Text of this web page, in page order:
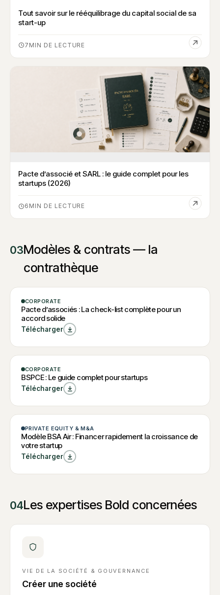
Tout savoir sur le rééquilibrage du capital social de sa
start-up
7
Pacte d’associé et SARL : le guide complet pour les
startups (2026)
6
03Modèles & contrats — la
contrathèque
CHECK-LIST
Pacte
d’associés : La
check-list
complète pour
solide
W
Pacte d’associés : La
solide
CORPORATE
Pacte d’associés : La check-list complète pour un
accord solide
Télécharger
GUIDE
BSPCE : Le
guide complet
pour startups
W
BSPCE : Le guide
complet pour
CORPORATE
BSPCE : Le guide complet pour startups
Télécharger
MODÈLE
Modèle BSA
Air : Financer
rapidement la
croissance de
Modèle BSA Air :
Financer rapidement
PRIVATE EQUITY & M&A
Modèle BSA Air : Financer rapidement la croissance de
votre startup
Télécharger
04Les expertises Bold concernées
VIE DE LA SOCIÉTÉ & GOUVERNANCE
Créer une société